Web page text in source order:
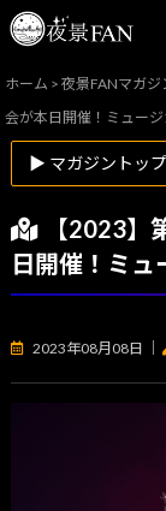
ホーム >夜景FANマガジ
会が本日開催！ミュー
▶ マガジントップ
【2023】
日開催！ミュ
2023年08月08日